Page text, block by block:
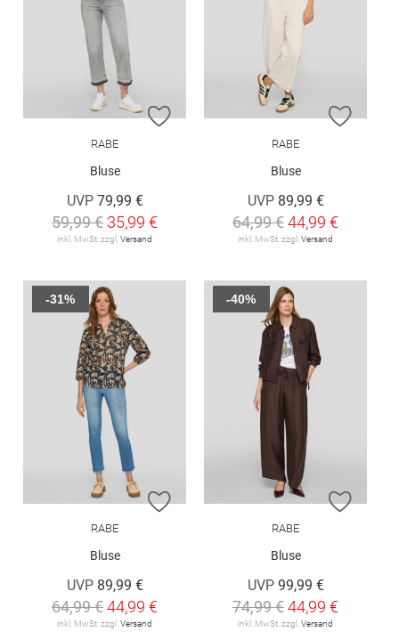
ZUR WUNSCHLISTE HINZUFÜGEN
RABE
Bluse
UVP 79,99 €
59,99 € 35,99 €
inkl. MwSt. zzgl. Versand
ZUR
RABE
Bluse
UVP 89,99 €
64,99 €44,99 €
inkl. MwSt. zzgl. Versand
ZUR WUNSCHLISTE HINZUFÜGEN
RABE
Bluse
UVP 89,99 €
64,99 €44,99 €
inkl. MwSt. zzgl.Versand
-31%
ZUR
RABE
Bluse
UVP 99,99 €
74,99 €44,99 €
inkl. MwSt. zzgl.Versand
-40%